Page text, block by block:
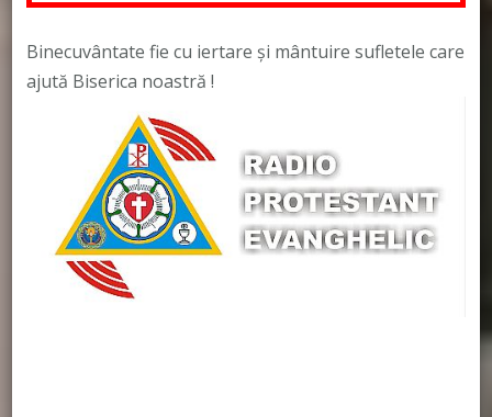
Binecuvântate fie cu iertare și mântuire sufletele care
ajută Biserica noastră !